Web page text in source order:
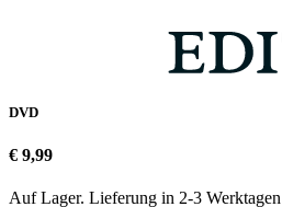
DVD
€ 9,99
Auf Lager. Lieferung in 2-3 Werktagen